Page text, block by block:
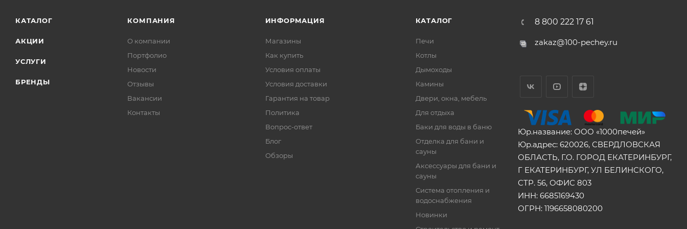
КАТАЛОГ
АКЦИИ
УСЛУГИ
БРЕНДЫ
КОМПАНИЯ
О компании
Портфолио
Новости
Отзывы
Вакансии
Контакты
ИНФОРМАЦИЯ
Магазины
Как купить
Условия оплаты
Условия доставки
Гарантия на товар
Политика
Вопрос-ответ
Блог
Обзоры
КАТАЛОГ
Печи
Котлы
Дымоходы
Камины
Двери, окна, мебель
Для отдыха
Баки для воды в баню
Отделка для бани и
сауны
Аксессуары для бани и
сауны
Система отопления и
водоснабжения
Новинки
8 800 222 17 61
zakaz@100-pechey.ru
Юр.название: ООО «1000печей»
Юр.адрес: 620026, СВЕРДЛОВСКАЯ
ОБЛАСТЬ, Г.О. ГОРОД ЕКАТЕРИНБУРГ,
Г ЕКАТЕРИНБУРГ, УЛ БЕЛИНСКОГО,
СТР. 56, ОФИС 803
ИНН: 6685169430
ОГРН: 1196658080200